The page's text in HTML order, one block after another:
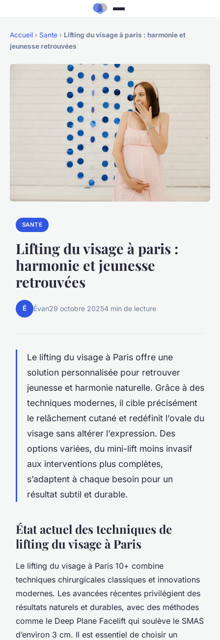
Accueil › Sante › Lifting du visage à paris : harmonie et
jeunesse retrouvées
SANTE
Lifting du visage à paris :
harmonie et jeunesse
retrouvées
É Évan29 octobre 20254 min de lecture
Le lifting du visage à Paris offre une
solution personnalisée pour retrouver
jeunesse et harmonie naturelle. Grâce à des
techniques modernes, il cible précisément
le relâchement cutané et redéfinit l’ovale du
visage sans altérer l’expression. Des
options variées, du mini-lift moins invasif
aux interventions plus complètes,
s’adaptent à chaque besoin pour un
résultat subtil et durable.
État actuel des techniques de
lifting du visage à Paris
Le lifting du visage à Paris 10+ combine
techniques chirurgicales classiques et innovations
modernes. Les avancées récentes privilégient des
résultats naturels et durables, avec des méthodes
comme le Deep Plane Facelift qui soulève le SMAS
d’environ 3 cm. Il est essentiel de choisir un